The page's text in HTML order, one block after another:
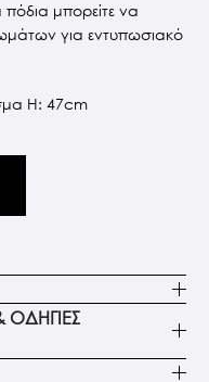
μπορείτε να
για εντυπωσιακό
H: 47cm
ΟΔΗΓΙΕΣ